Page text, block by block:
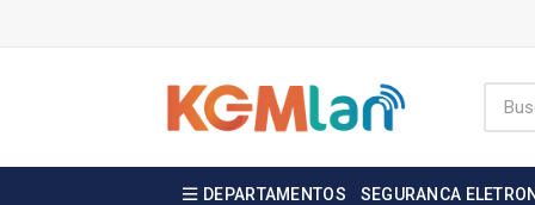
DEPARTAMENTOS SEGURANCA